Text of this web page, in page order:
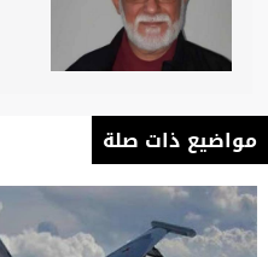
مواضيع ذات صلة